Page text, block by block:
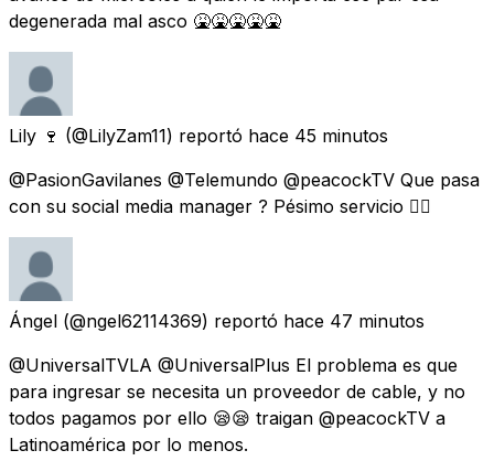
degenerada mal asco 🤮🤮🤮🤮🤮
Lily 🍷 (@LilyZam11) reportó hace 45 minutos
@PasionGavilanes @Telemundo @peacockTV Que pasa
con su social media manager ? Pésimo servicio 👎🏻
Ángel (@ngel62114369) reportó hace 47 minutos
@UniversalTVLA @UniversalPlus El problema es que
para ingresar se necesita un proveedor de cable, y no
todos pagamos por ello 😪😪 traigan @peacockTV a
Latinoamérica por lo menos.